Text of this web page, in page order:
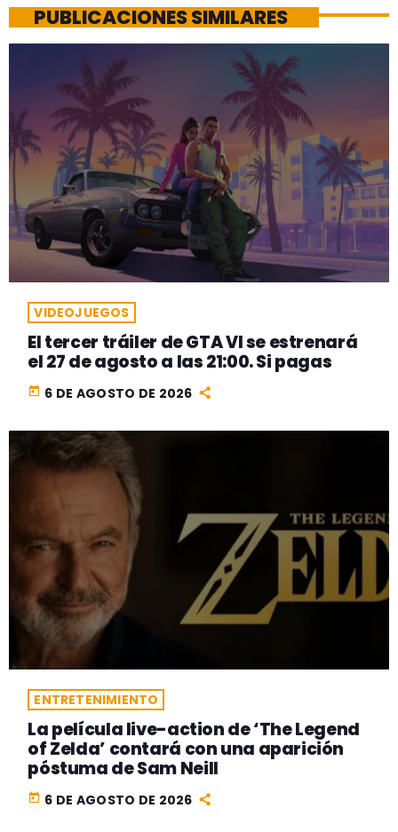
PUBLICACIONES SIMILARES
VIDEOJUEGOS
El tercer tráiler de GTA VI se estrenará
el 27 de agosto a las 21:00. Si pagas
today 6 DE AGOSTO DE 2026
ENTRETENIMIENTO
La película live-action de ‘The Legend
of Zelda’ contará con una aparición
póstuma de Sam Neill
today 6 DE AGOSTO DE 2026